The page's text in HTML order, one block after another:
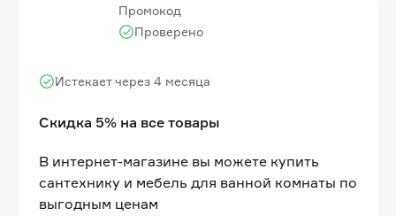
Промокод
Скидка 5% на все товары
Истекает через 4 месяца
Проверено
В интернет-магазине вы можете купить
сантехнику и мебель для ванной комнаты по
выгодным ценам